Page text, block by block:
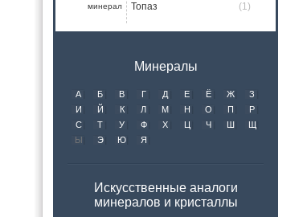
минерал Топаз (1)
Минералы
А Б В Г Д Е Ё Ж
З
И
Й К Л М Н О П
Р
С
Т У Ф Х Ц Ч Ш
Щ
Ы
Э Ю Я
Искусственные аналоги
минералов и кристаллы